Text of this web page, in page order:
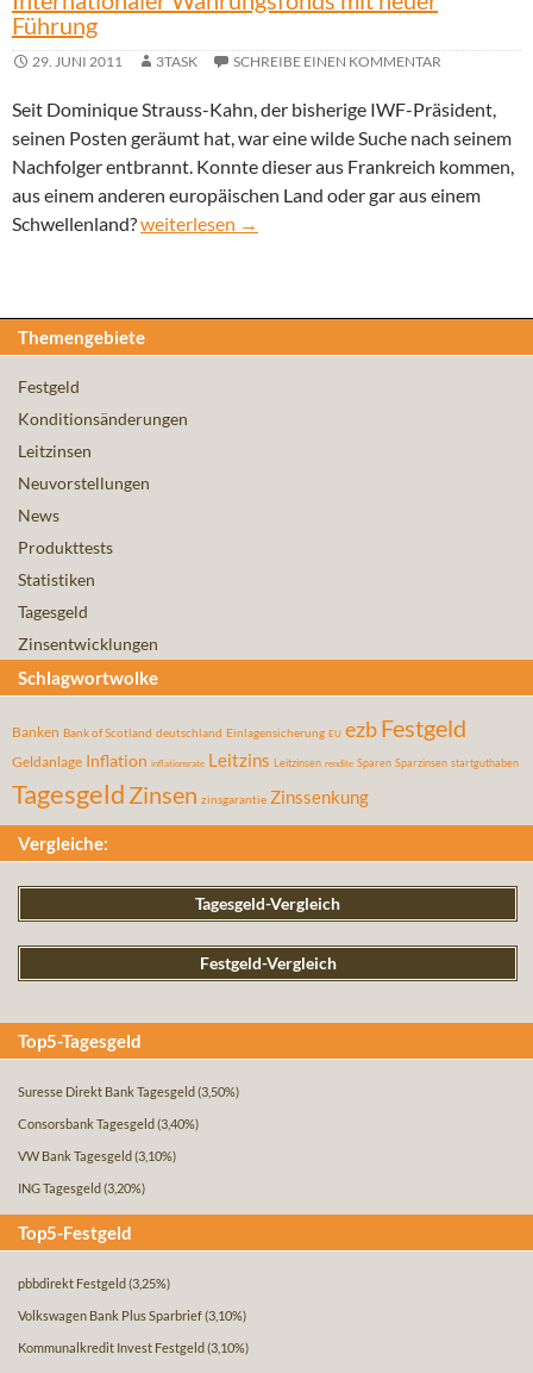
Führung
29. JUNI 2011 3TASK SCHREIBE EINEN KOMMENTAR
Seit Dominique Strauss-Kahn, der bisherige IWF-Präsident,
seinen Posten geräumt hat, war eine wilde Suche nach seinem
Nachfolger entbrannt. Konnte dieser aus Frankreich kommen,
aus einem anderen europäischen Land oder gar aus einem
Schwellenland?Internationaler Währungsfonds mit neuer
weiterlesen →
Themengebiete
Festgeld
Konditionsänderungen
Leitzinsen
Neuvorstellungen
News
Produkttests
Statistiken
Tagesgeld
Zinsentwicklungen
Schlagwortwolke
Banken Bank of Scotland deutschland Einlagensicherung EU ezbFestgeld
Geldanlage Inflation inflationsrate Leitzins Leitzinsen rendite Sparen Sparzinsen startguthaben
Tagesgeld Zinsen zinsgarantie Zinssenkung
Vergleiche:
Tagesgeld-Vergleich
Festgeld-Vergleich
Top5-Tagesgeld
Suresse Direkt Bank Tagesgeld (3,50%)
Consorsbank Tagesgeld (3,40%)
VW Bank Tagesgeld (3,10%)
ING Tagesgeld (3,20%)
Top5-Festgeld
pbbdirekt Festgeld (3,25%)
Volkswagen Bank Plus Sparbrief(3,10%)
Kommunalkredit Invest Festgeld (3,10%)